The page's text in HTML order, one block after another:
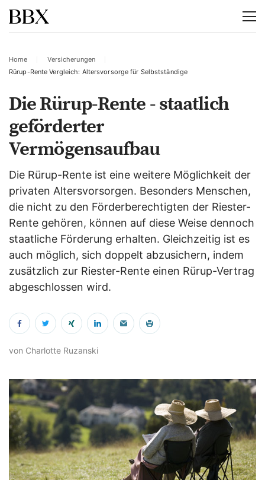
Home
Versicherungen
Rürup-Rente Vergleich: Altersvorsorge für Selbstständige
Die Rürup-Rente - staatlich
geförderter
Vermögensaufbau
Die Rürup-Rente ist eine weitere Möglichkeit der
privaten Altersvorsorgen. Besonders Menschen,
die nicht zu den Förderberechtigten der Riester-
Rente gehören, können auf diese Weise dennoch
staatliche Förderung erhalten. Gleichzeitig ist es
auch möglich, sich doppelt abzusichern, indem
zusätzlich zur Riester-Rente einen Rürup-Vertrag
abgeschlossen wird.
von Charlotte Ruzanski